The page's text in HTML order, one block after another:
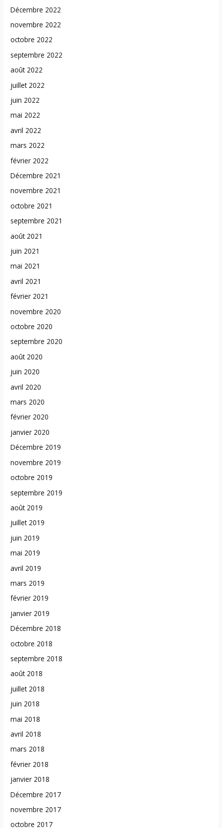
Décembre 2022
novembre 2022
octobre 2022
septembre 2022
août 2022
juillet 2022
juin 2022
mai 2022
avril 2022
mars 2022
février 2022
Décembre 2021
novembre 2021
octobre 2021
septembre 2021
août 2021
juin 2021
mai 2021
avril 2021
février 2021
novembre 2020
octobre 2020
septembre 2020
août 2020
juin 2020
avril 2020
mars 2020
février 2020
janvier 2020
Décembre 2019
novembre 2019
octobre 2019
septembre 2019
août 2019
juillet 2019
juin 2019
mai 2019
avril 2019
mars 2019
février 2019
janvier 2019
Décembre 2018
octobre 2018
septembre 2018
août 2018
juillet 2018
juin 2018
mai 2018
avril 2018
mars 2018
février 2018
janvier 2018
Décembre 2017
novembre 2017
octobre 2017